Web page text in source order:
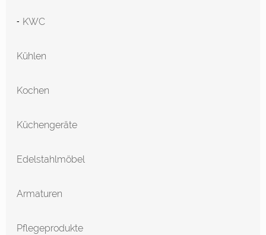
KWC
Kühlen
Kochen
Küchengeräte
Edelstahlmöbel
Armaturen
Pflegeprodukte